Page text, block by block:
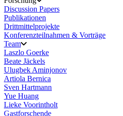
Discussion Papers
Publikationen
Drittmittelprojekte
Konferenzteilnahmen & Vorträge
Team
Laszlo Goerke
Beate Jäckels
Ulugbek Aminjonov
Artiola Bernica
Sven Hartmann
Yue Huang
Lieke Voorintholt
Gastforschende